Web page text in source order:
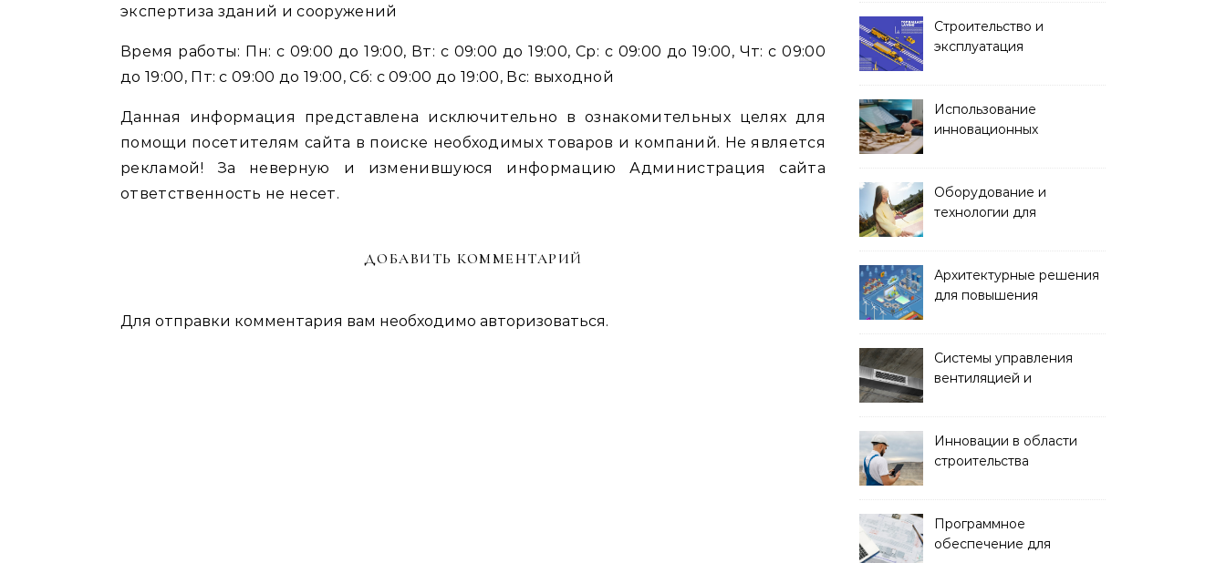
экспертиза зданий и сооружений
Время работы: Пн: с 09:00 до 19:00, Вт: с 09:00 до 19:00, Ср: с 09:00 до 19:00, Чт: с 09:00
до 19:00, Пт: с 09:00 до 19:00, Сб: с 09:00 до 19:00, Вс: выходной
Данная информация представлена исключительно в ознакомительных целях для
помощи посетителям сайта в поиске необходимых товаров и компаний. Не является
рекламой! За неверную и изменившуюся информацию Администрация сайта
ответственность не несет.
ДОБАВИТЬ КОММЕНТАРИЙ
Для отправки комментария вам необходимо авторизоваться.
Строительство и
эксплуатация
Использование
инновационных
Оборудование и
технологии для
Архитектурные решения
для повышения
Системы управления
вентиляцией и
Инновации в области
строительства
Программное
обеспечение для